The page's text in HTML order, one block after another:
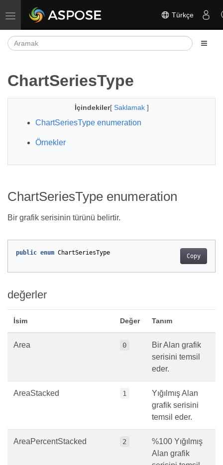
Gezinmeyi aç/kapat Türkçe
ChartSeriesType
İçindekiler[ Saklamak ]
ChartSeriesType enumeration
Örnekler
ChartSeriesType enumeration
Bir grafik serisinin türünü belirtir.
Copy
public enum ChartSeriesType
değerler
İsim Değer Tanım
Area 0
Bir Alan grafik
serisini temsil
eder.
AreaStacked 1
Yığılmış Alan
grafik serisini
temsil eder.
AreaPercentStacked 2
%100 Yığılmış
Alan grafik